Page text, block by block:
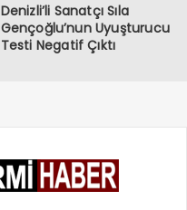
Denizli’li Sanatçı Sıla
Gençoğlu’nun Uyuşturucu
Testi Negatif Çıktı